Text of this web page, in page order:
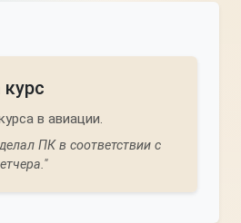
в авиации.
ПК в соответствии с